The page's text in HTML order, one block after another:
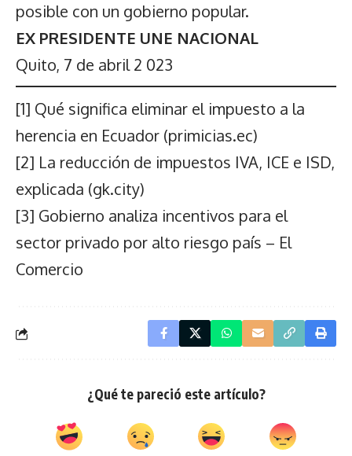
posible con un gobierno popular.
EX PRESIDENTE UNE NACIONAL
Quito, 7 de abril 2 023
[1] Qué significa eliminar el impuesto a la
herencia en Ecuador (primicias.ec)
[2] La reducción de impuestos IVA, ICE e ISD,
explicada (gk.city)
[3] Gobierno analiza incentivos para el
sector privado por alto riesgo país – El
Comercio
¿Qué te pareció este artículo?